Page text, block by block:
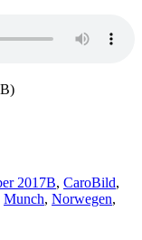
2017B, CaroBild,
Munch, Norwegen,